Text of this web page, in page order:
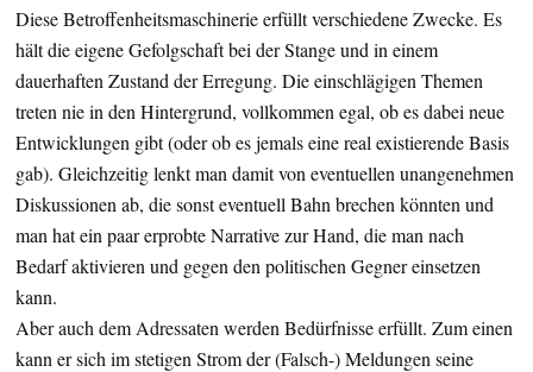
Diese Betroffenheitsmaschinerie erfüllt verschiedene Zwecke. Es
hält die eigene Gefolgschaft bei der Stange und in einem
dauerhaften Zustand der Erregung. Die einschlägigen Themen
treten nie in den Hintergrund, vollkommen egal, ob es dabei neue
Entwicklungen gibt (oder ob es jemals eine real existierende Basis
gab). Gleichzeitig lenkt man damit von eventuellen unangenehmen
Diskussionen ab, die sonst eventuell Bahn brechen könnten und
man hat ein paar erprobte Narrative zur Hand, die man nach
Bedarf aktivieren und gegen den politischen Gegner einsetzen
kann.
Aber auch dem Adressaten werden Bedürfnisse erfüllt. Zum einen
kann er sich im stetigen Strom der (Falsch-) Meldungen seine